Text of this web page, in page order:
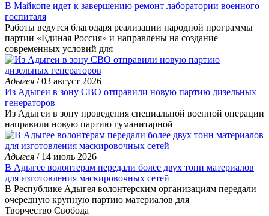
В Майкопе идет к завершению ремонт лаборатории военного
госпиталя
Работы ведутся благодаря реализации народной программы
партии «Единая Россия» и направлены на создание
современных условий для
Адыгея / 03 август 2026
Из Адыгеи в зону СВО отправили новую партию дизельных
генераторов
Из Адыгеи в зону проведения специальной военной операции
направили новую партию гуманитарной
Адыгея / 14 июль 2026
В Адыгее волонтерам передали более двух тонн материалов
для изготовления маскировочных сетей
В Республике Адыгея волонтерским организациям передали
очередную крупную партию материалов для
Творчество Свобода